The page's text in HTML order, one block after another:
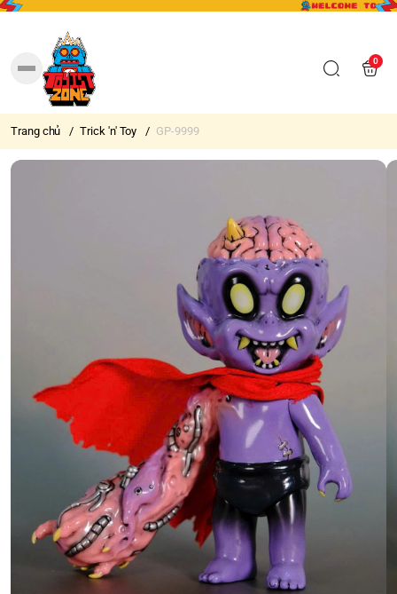
0
Trang chủ / Trick 'n' Toy / GP-9999